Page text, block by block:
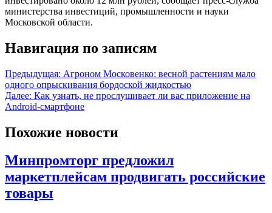
министерства инвестиций, промышленности и науки
Московской области.
Навигация по записям
Предыдущая: Агроном Московенко: весной растениям мало
одного опрыскивания бордоской жидкостью
Далее: Как узнать, не прослушивает ли вас приложение на
Android-смартфоне
Похожие новости
Минпромторг предложил
маркетплейсам продвигать российские
товары